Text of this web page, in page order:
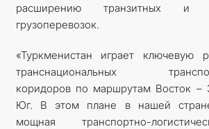
расширению транзитных и
грузоперевозок.
«Туркменистан играет ключевую
транснациональных
коридоров по маршрутам Восток –
Юг. В этом плане в нашей
мощная транспортно-